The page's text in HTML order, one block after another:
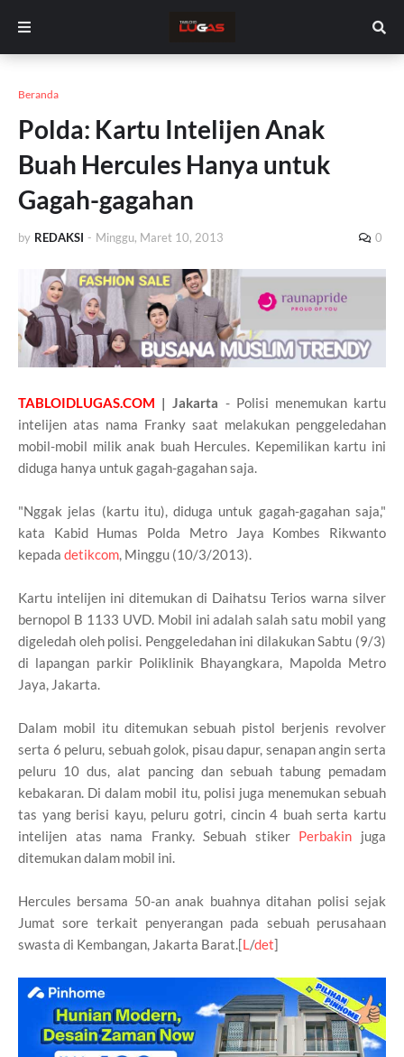
Beranda
Polda: Kartu Intelijen Anak
Buah Hercules Hanya untuk
Gagah-gagahan
by REDAKSI - Minggu, Maret 10, 2013 0
TABLOIDLUGAS.COM | Jakarta - Polisi menemukan kartu
intelijen atas nama Franky saat melakukan penggeledahan
mobil-mobil milik anak buah Hercules. Kepemilikan kartu ini
diduga hanya untuk gagah-gagahan saja.
"Nggak jelas (kartu itu), diduga untuk gagah-gagahan saja,"
kata Kabid Humas Polda Metro Jaya Kombes Rikwanto
kepada detikcom, Minggu (10/3/2013).
Kartu intelijen ini ditemukan di Daihatsu Terios warna silver
bernopol B 1133 UVD. Mobil ini adalah salah satu mobil yang
digeledah oleh polisi. Penggeledahan ini dilakukan Sabtu (9/3)
di lapangan parkir Poliklinik Bhayangkara, Mapolda Metro
Jaya, Jakarta.
Dalam mobil itu ditemukan sebuah pistol berjenis revolver
serta 6 peluru, sebuah golok, pisau dapur, senapan angin serta
peluru 10 dus, alat pancing dan sebuah tabung pemadam
kebakaran. Di dalam mobil itu, polisi juga menemukan sebuah
tas yang berisi kayu, peluru gotri, cincin 4 buah serta kartu
intelijen atas nama Franky. Sebuah stiker Perbakin juga
ditemukan dalam mobil ini.
Hercules bersama 50-an anak buahnya ditahan polisi sejak
Jumat sore terkait penyerangan pada sebuah perusahaan
swasta di Kembangan, Jakarta Barat.[L/det]